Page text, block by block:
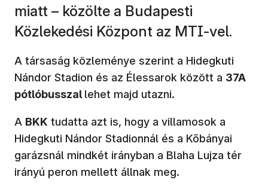
miatt – közölte a Budapesti
Közlekedési Központ az MTI-vel.
A társaság közleménye szerint a Hidegkuti
Nándor Stadion és az Élessarok között a 37A
pótlóbusszal lehet majd utazni.
A BKK tudatta azt is, hogy a villamosok a
Hidegkuti Nándor Stadionnál és a Kőbányai
garázsnál mindkét irányban a Blaha Lujza tér
irányú peron mellett állnak meg.